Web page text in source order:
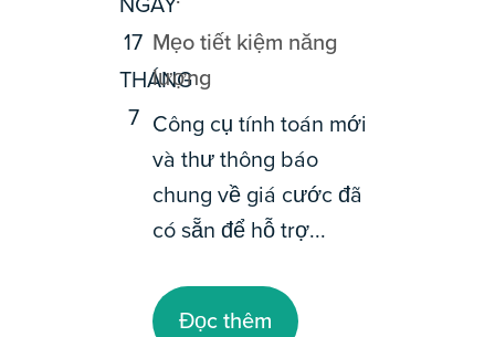
NGÀY
17
THÁNG
7
Mẹo tiết kiệm năng
lượng
Công cụ tính toán mới
và thư thông báo
chung về giá cước đã
có sẵn để hỗ trợ...
Đọc thêm